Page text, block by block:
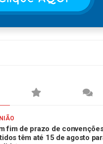
fim de prazo de
têm até 15 de agosto